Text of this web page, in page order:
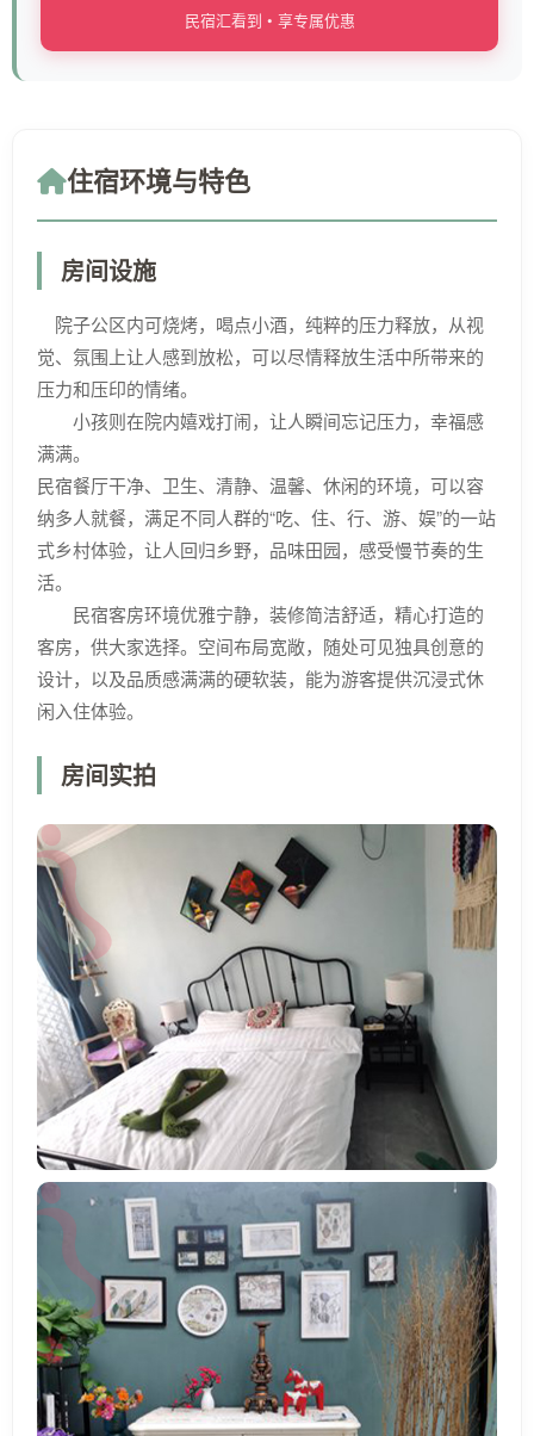
民宿汇看到 • 享专属优惠
住宿环境与特色
房间设施
院子公区内可烧烤，喝点小酒，纯粹的压力释放，从视
觉、氛围上让人感到放松，可以尽情释放生活中所带来的
压力和压印的情绪。
小孩则在院内嬉戏打闹，让人瞬间忘记压力，幸福感
满满。
民宿餐厅干净、卫生、清静、温馨、休闲的环境，可以容
纳多人就餐，满足不同人群的“吃、住、行、游、娱”的一站
式乡村体验，让人回归乡野，品味田园，感受慢节奏的生
活。
民宿客房环境优雅宁静，装修简洁舒适，精心打造的
客房，供大家选择。空间布局宽敞，随处可见独具创意的
设计，以及品质感满满的硬软装，能为游客提供沉浸式休
闲入住体验。
房间实拍